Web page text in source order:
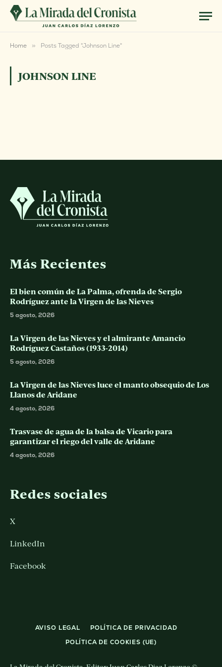
Home » Posts Tagged "Johnson Line"
JOHNSON LINE
Más Recientes
El bien común de La Palma, ofrenda de Sergio
Rodríguez ante la Virgen de las Nieves
5 agosto, 2026
La Virgen de las Nieves y el almirante Amancio
Rodríguez Castaños (1933-2014)
5 agosto, 2026
La Virgen de las Nieves luce el manto obsequio de Los
Llanos de Aridane
4 agosto, 2026
Trasvase de agua de la balsa de Vicario para
garantizar el riego del valle de Aridane
4 agosto, 2026
Redes sociales
X
LinkedIn
Facebook
AVISO LEGAL
POLÍTICA DE PRIVACIDAD
POLÍTICA DE COOKIES (UE)